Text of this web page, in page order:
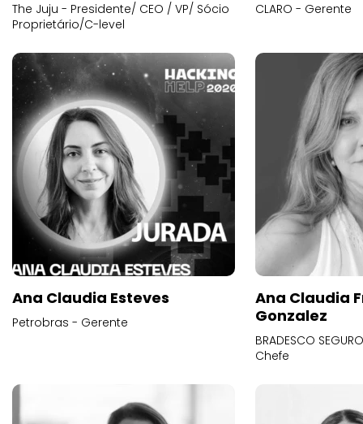
The Juju - Presidente/ CEO / VP/ Sócio
Proprietário/C-level
CLARO - Gerente
Ana Claudia Esteves
Petrobras - Gerente
Ana Claudia
Gonzalez
BRADESCO
Chefe